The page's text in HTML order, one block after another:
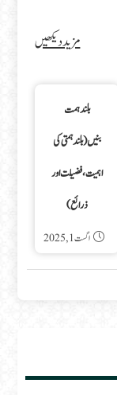
مزید دیکھیں
بلند ہمت
بنیں(بلند ہمتی کی
اہمیت،فضیلت اور
ذرائع)
اگست 1, 2025